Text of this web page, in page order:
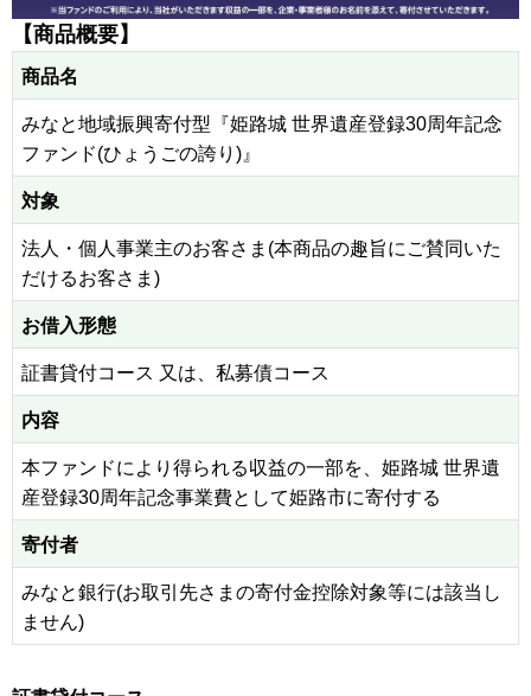
【商品概要】
商品名
みなと地域振興寄付型『姫路城 世界遺産登録30周年記念
ファンド(ひょうごの誇り)』
対象
法人・個人事業主のお客さま(本商品の趣旨にご賛同いた
だけるお客さま)
お借入形態
証書貸付コース 又は、私募債コース
内容
本ファンドにより得られる収益の一部を、姫路城 世界遺
産登録30周年記念事業費として姫路市に寄付する
寄付者
みなと銀行(お取引先さまの寄付金控除対象等には該当し
ません)